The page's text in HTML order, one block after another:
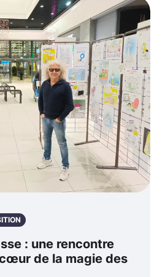
: une rencontre
de la magie des